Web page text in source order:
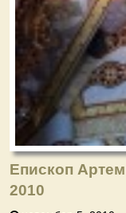
Епископ
2010